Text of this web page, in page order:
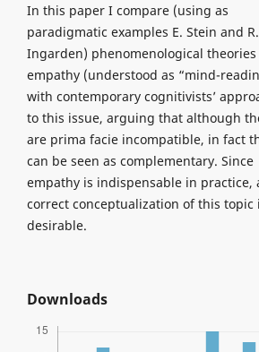
In this paper I compare (using as
paradigmatic examples E. Stein and R.
Ingarden) phenomenological theories
empathy (understood as “mind-
with contemporary cognitivists’
to this issue, arguing that although
are prima facie incompatible, in fact
can be seen as complementary. Since
empathy is indispensable in practice,
correct conceptualization of this topic
desirable.
Downloads